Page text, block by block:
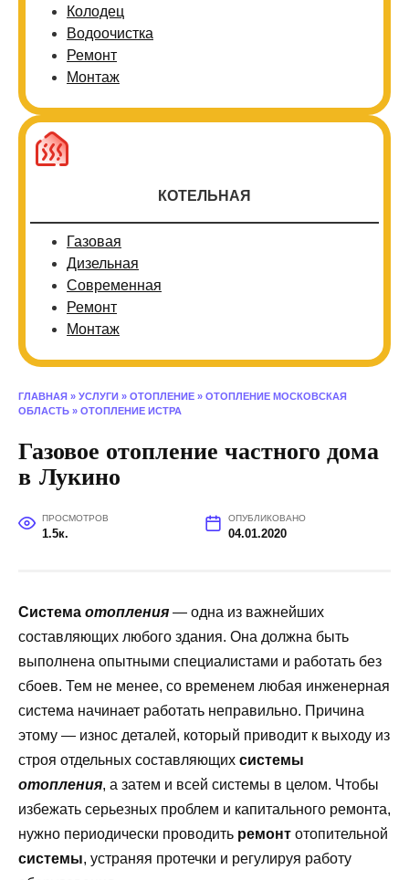
Колодец
Водоочистка
Ремонт
Монтаж
КОТЕЛЬНАЯ
Газовая
Дизельная
Современная
Ремонт
Монтаж
ГЛАВНАЯ » УСЛУГИ » ОТОПЛЕНИЕ » ОТОПЛЕНИЕ МОСКОВСКАЯ
ОБЛАСТЬ » ОТОПЛЕНИЕ ИСТРА
Газовое отопление частного дома
в Лукино
ПРОСМОТРОВ
1.5к.
ОПУБЛИКОВАНО
04.01.2020
Система отопления — одна из важнейших
составляющих любого здания. Она должна быть
выполнена опытными специалистами и работать без
сбоев. Тем не менее, со временем любая инженерная
система начинает работать неправильно. Причина
этому — износ деталей, который приводит к выходу из
строя отдельных составляющих системы
отопления, а затем и всей системы в целом. Чтобы
избежать серьезных проблем и капитального ремонта,
нужно периодически проводить ремонт отопительной
системы, устраняя протечки и регулируя работу